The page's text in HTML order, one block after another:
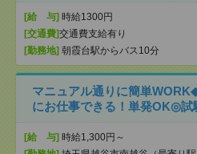
[給 与] 時給1300円
[交通費]交通費支給有り
[勤務地] 朝霞台駅からバス10分
マニュアル通りに簡単
にお仕事できる！単発OK◎試
[給 与] 時給1,300円～